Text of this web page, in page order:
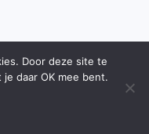
Door deze site te
daar OK mee bent.